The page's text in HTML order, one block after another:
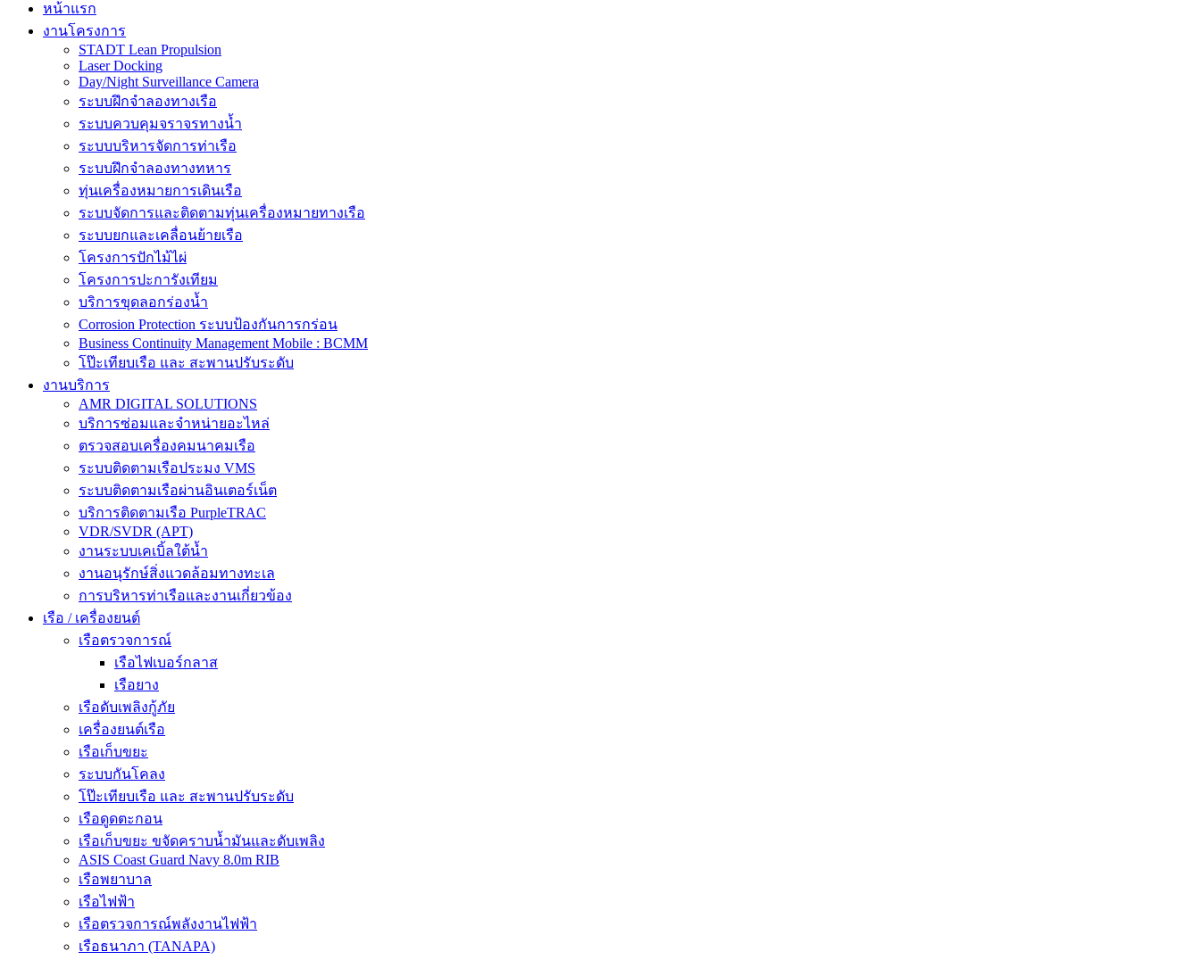
หน้าแรก
งานโครงการ
STADT Lean Propulsion
Laser Docking
Day/Night Surveillance Camera
ระบบฝึกจำลองทางเรือ
ระบบควบคุมจราจรทางน้ำ
ระบบบริหารจัดการท่าเรือ
ระบบฝึกจำลองทางทหาร
ทุ่นเครื่องหมายการเดินเรือ
ระบบจัดการและติดตามทุ่นเครื่องหมายทางเรือ
ระบบยกและเคลื่อนย้ายเรือ
โครงการปักไม้ไผ่
โครงการปะการังเทียม
บริการขุดลอกร่องน้ำ
Corrosion Protection ระบบป้องกันการกร่อน
Business Continuity Management Mobile : BCMM
โป๊ะเทียบเรือ และ สะพานปรับระดับ
งานบริการ
AMR DIGITAL SOLUTIONS
บริการซ่อมและจำหน่ายอะไหล่
ตรวจสอบเครื่องคมนาคมเรือ
ระบบติดตามเรือประมง VMS
ระบบติดตามเรือผ่านอินเตอร์เน็ต
บริการติดตามเรือ PurpleTRAC
VDR/SVDR (APT)
งานระบบเคเบิ้ลใต้น้ำ
งานอนุรักษ์สิ่งแวดล้อมทางทะเล
การบริหารท่าเรือและงานเกี่ยวข้อง
เรือ / เครื่องยนต์
เรือตรวจการณ์
เรือไฟเบอร์กลาส
เรือยาง
เรือดับเพลิงกู้ภัย
เครื่องยนต์เรือ
เรือเก็บขยะ
ระบบกันโคลง
โป๊ะเทียบเรือ และ สะพานปรับระดับ
เรือดูดตะกอน
เรือเก็บขยะ ขจัดคราบน้ำมันและดับเพลิง
ASIS Coast Guard Navy 8.0m RIB
เรือพยาบาล
เรือไฟฟ้า
เรือตรวจการณ์พลังงานไฟฟ้า
เรือธนาภา (TANAPA)